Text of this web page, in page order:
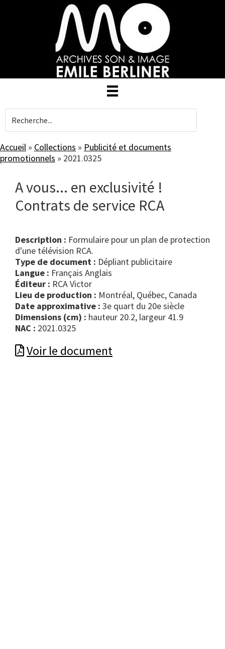
Accueil » Collections » Publicité et documents
promotionnels » 2021.0325
A vous... en exclusivité !
Contrats de service RCA
Description : Formulaire pour un plan de protection
d'une télévision RCA.
Type de document :
dépliant publicitaire
Langue : Français Anglais
Éditeur : RCA Victor
Lieu de production : Montréal, Québec, Canada
Date approximative : 3e quart du 20e siècle
Dimensions (cm) : hauteur 20.2, largeur 41.9
NAC : 2021.0325
Voir le document